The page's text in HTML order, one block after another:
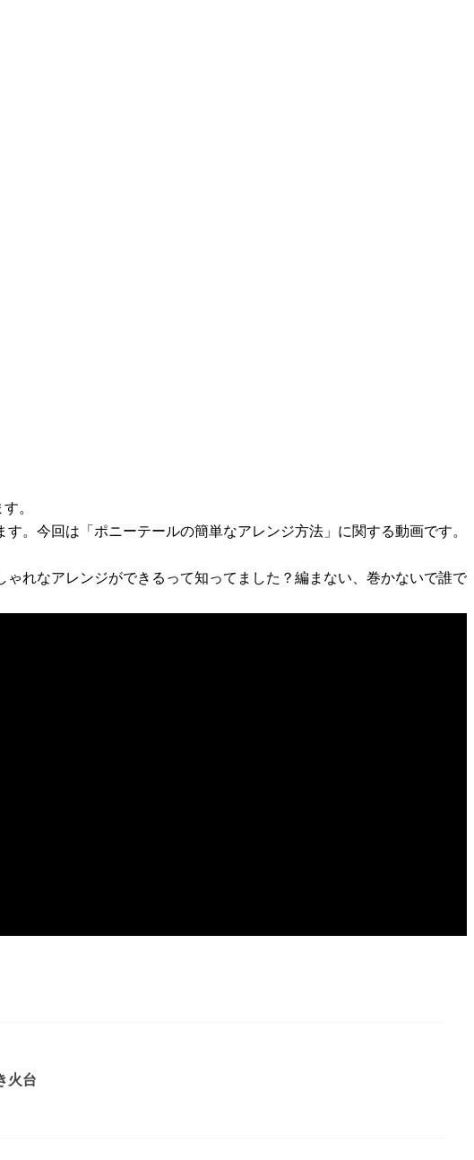
。
。今回は「ポニーテールの簡単なアレンジ方法」に関する動画です。
れなアレンジができるって知ってました？編まない、巻かないで誰で
火台